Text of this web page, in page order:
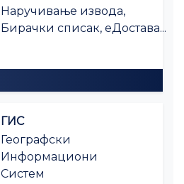
Наручивање извода,
Бирачки списак, еДостава...
ГИС
Географски
Информациони
Систем